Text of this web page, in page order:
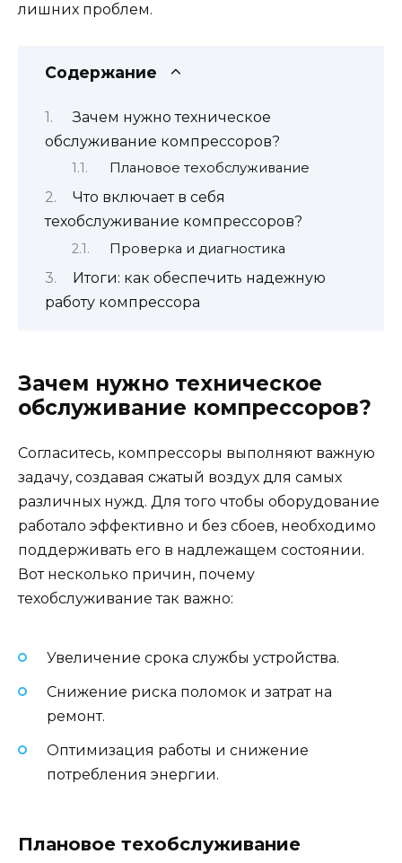
лишних проблем.
Содержание
Зачем нужно техническое
обслуживание компрессоров?
Плановое техобслуживание
Что включает в себя
техобслуживание компрессоров?
Проверка и диагностика
Итоги: как обеспечить надежную
работу компрессора
Зачем нужно техническое
обслуживание компрессоров?
Согласитесь, компрессоры выполняют важную
задачу, создавая сжатый воздух для самых
различных нужд. Для того чтобы оборудование
работало эффективно и без сбоев, необходимо
поддерживать его в надлежащем состоянии.
Вот несколько причин, почему
техобслуживание так важно:
Увеличение срока службы устройства.
Снижение риска поломок и затрат на
ремонт.
Оптимизация работы и снижение
потребления энергии.
Плановое техобслуживание